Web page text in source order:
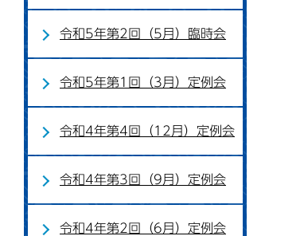
令和5年第2回（5月）臨時会
令和5年第1回（3月）定例会
令和4年第4回（12月）定例会
令和4年第3回（9月）定例会
令和4年第2回（6月）定例会